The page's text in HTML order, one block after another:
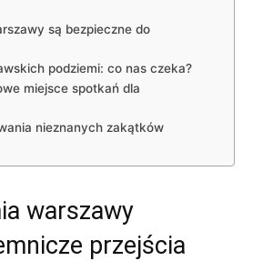
są bezpieczne do
podziemi: co nas czeka?
miejsce spotkań dla
nieznanych zakątków
warszawy
przejścia